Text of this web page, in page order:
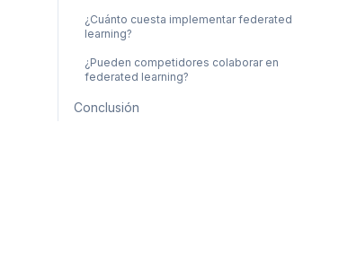
¿Cuánto cuesta implementar federated
learning?
¿Pueden competidores colaborar en
federated learning?
Conclusión